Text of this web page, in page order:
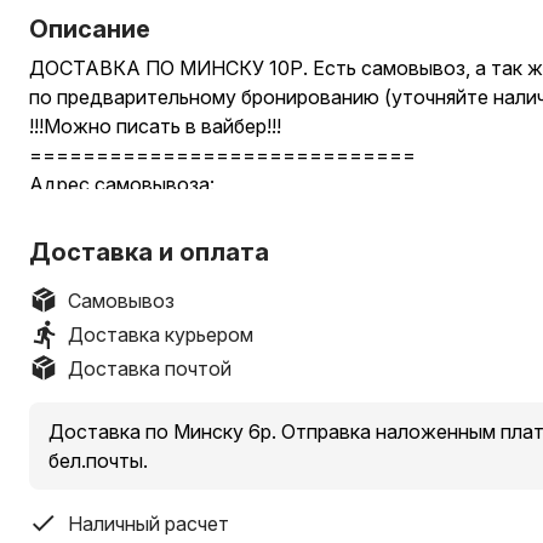
Описание
ДОСТАВКА ПО МИНСКУ 10Р. Есть самовывоз, а так
по предварительному бронированию (уточняйте
!!!Можно писать в вайбер!!!
=============================
Адрес самовывоза:
магазина Соседи, на первом этаже
ЦЕНА: 20р за 1шт!
Размер: 25см
Мягкая плюшевая Капибара - идеальный подарок для
особую милость и прелесть нашей Капибаре. Мягкой
обрадуются все без исключения. Мягкая игрушка
радует взгляд. Если вы не знаете, что подарить то
Доставка и оплата
Самовывоз
Доставка курьером
Доставка почтой
Доставка по Минску 6р. Отправка наложенным
бел.почты.
Наличный расчет